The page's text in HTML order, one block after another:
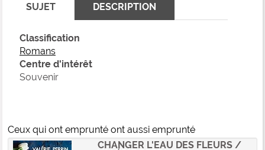
SUJET DESCRIPTION
Classification
Romans
Centre d'intérêt
Souvenir
Ceux qui ont emprunté ont aussi emprunté
CHANGER L'EAU DES FLEURS /